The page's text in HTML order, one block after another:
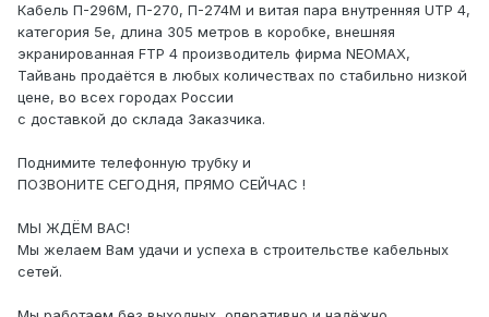
Кабель П-296М, П-270, П-274М и витая пара внутренняя UTP 4,
категория 5е, длина 305 метров в коробке, внешняя
экранированная FTP 4 производитель фирма NEOMAX,
Тайвань продаётся в любых количествах по стабильно низкой
цене, во всех городах России
с доставкой до склада Заказчика.
Поднимите телефонную трубку и
ПОЗВОНИТЕ СЕГОДНЯ, ПРЯМО СЕЙЧАС !
МЫ ЖДЁМ ВАС!
Мы желаем Вам удачи и успеха в строительстве кабельных
сетей.